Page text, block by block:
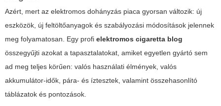
Azért, mert az elektromos dohányzás piaca gyorsan változik: új
eszközök, új feltöltőanyagok és szabályozási módosítások jelennek
meg folyamatosan. Egy profi elektromos cigaretta blog
összegyűjti azokat a tapasztalatokat, amiket egyetlen gyártó sem
ad meg teljes körűen: valós használati élmények, valós
akkumulátor-idők, pára- és íztesztek, valamint összehasonlító
táblázatok és pontozások.